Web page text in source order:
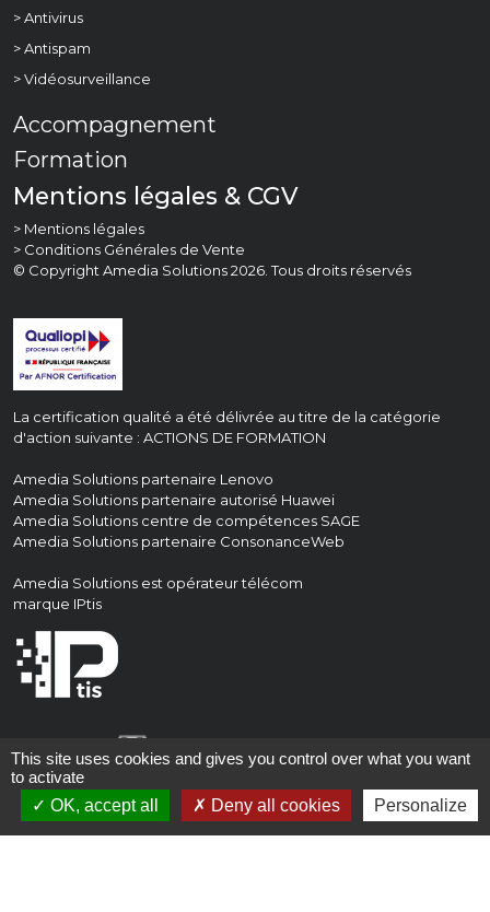
> Antivirus
> Antispam
> Vidéosurveillance
Accompagnement
Formation
Mentions légales & CGV
> Mentions légales
> Conditions Générales de Vente
© Copyright Amedia Solutions 2026. Tous droits réservés
La certification qualité a été délivrée au titre de la catégorie
d'action suivante : ACTIONS DE FORMATION
Amedia Solutions partenaire Lenovo
Amedia Solutions partenaire autorisé Huawei
Amedia Solutions centre de compétences SAGE
Amedia Solutions partenaire ConsonanceWeb
Amedia Solutions est opérateur télécom
marque IPtis
#WEARECAB
This site uses cookies and gives you control over what you want
to activate
OK, accept all
Deny all cookies Personalize